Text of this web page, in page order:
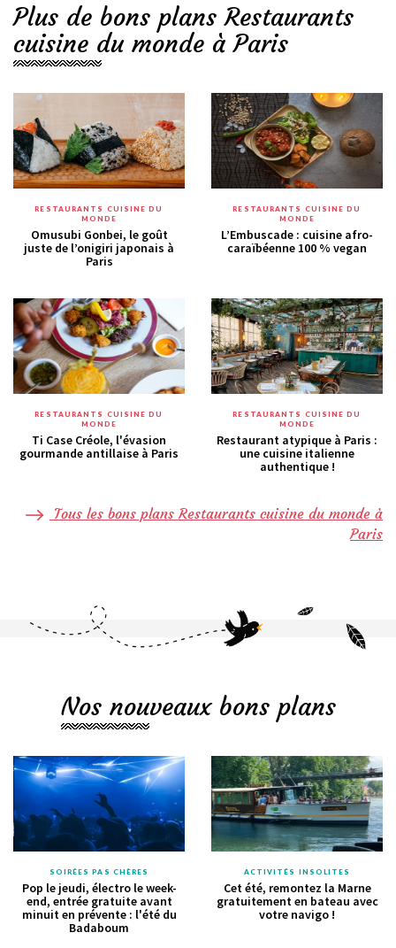
Plus de bons plans Restaurants
cuisine du monde à Paris
RESTAURANTS CUISINE DU
MONDE
Omusubi Gonbei, le goût
juste de l’onigiri japonais à
Paris
RESTAURANTS CUISINE DU
MONDE
L’Embuscade : cuisine afro-
caraïbéenne 100 % vegan
RESTAURANTS CUISINE DU
MONDE
Ti Case Créole, l'évasion
gourmande antillaise à Paris
RESTAURANTS CUISINE DU
MONDE
Restaurant atypique à Paris :
une cuisine italienne
authentique !
Tous les bons plans Restaurants cuisine du monde à
Paris
Nos nouveaux bons plans
SOIRÉES PAS CHÈRES
Pop le jeudi, électro le week-
end, entrée gratuite avant
minuit en prévente : l'été du
Badaboum
ACTIVITÉS INSOLITES
Cet été, remontez la Marne
gratuitement en bateau avec
votre navigo !